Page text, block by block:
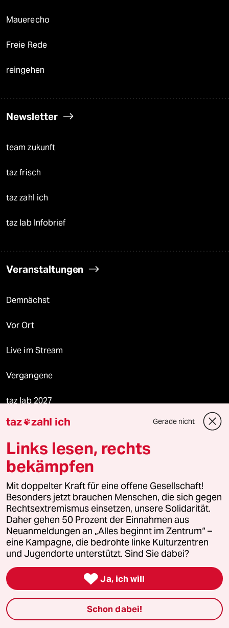
Mauerecho
Freie Rede
reingehen
Newsletter
team zukunft
taz frisch
taz zahl ich
taz lab Infobrief
Veranstaltungen
Demnächst
Vor Ort
Live im Stream
Vergangene
taz lab 2027
Mehr taz Lesestoff
taz FUTURZWEI
Le Monde diplomatique
taz Archiv
Mehr taz Angebote
taz zahl ich Gerade nicht
Links lesen, rechts
bekämpfen
Mit doppelter Kraft für eine offene Gesellschaft!
Besonders jetzt brauchen Menschen, die sich gegen
Rechtsextremismus einsetzen, unsere Solidarität.
Daher gehen 50 Prozent der Einnahmen aus
Neuanmeldungen an „Alles beginnt im Zentrum“ –
eine Kampagne, die bedrohte linke Kulturzentren
und Jugendorte unterstützt. Sind Sie dabei?
 Ja, ich will
Schon dabei!